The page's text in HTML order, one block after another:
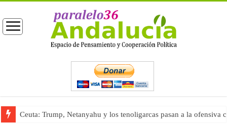
Ceuta: Trump, Netanyahu y los tenoligarcas pasan a la ofensiva